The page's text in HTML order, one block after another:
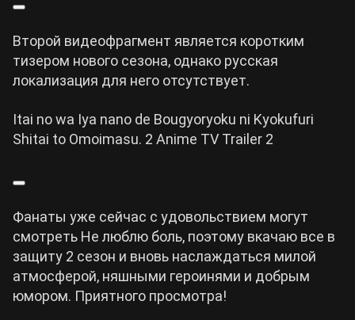
Второй видеофрагмент является коротким
тизером нового сезона, однако русская
локализация для него отсутствует.
Itai no wa Iya nano de Bougyoryoku ni Kyokufuri
Shitai to Omoimasu. 2 Anime TV Trailer 2
Фанаты уже сейчас с удовольствием могут
смотреть Не люблю боль, поэтому вкачаю все в
защиту 2 сезон и вновь наслаждаться милой
атмосферой, няшными героинями и добрым
юмором. Приятного просмотра!